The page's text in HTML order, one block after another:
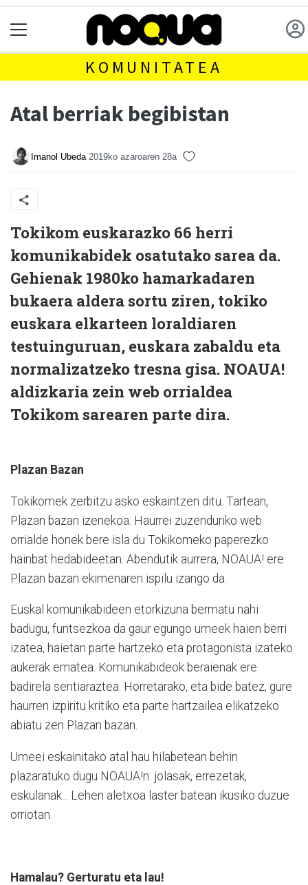
KOMUNITATEA
Atal berriak begibistan
Imanol Ubeda 2019ko azaroaren 28a
Tokikom euskarazko 66 herri
komunikabidek osatutako sarea da.
Gehienak 1980ko hamarkadaren
bukaera aldera sortu ziren, tokiko
euskara elkarteen loraldiaren
testuinguruan, euskara zabaldu eta
normalizatzeko tresna gisa. NOAUA!
aldizkaria zein web orrialdea
Tokikom sarearen parte dira.
Plazan Bazan
Tokikomek zerbitzu asko eskaintzen ditu. Tartean,
Plazan bazan izenekoa. Haurrei zuzenduriko web
orrialde honek bere isla du Tokikomeko paperezko
hainbat hedabideetan. Abendutik aurrera, NOAUA! ere
Plazan bazan ekimenaren ispilu izango da.
Euskal komunikabideen etorkizuna bermatu nahi
badugu, funtsezkoa da gaur egungo umeek haien berri
izatea, haietan parte hartzeko eta protagonista izateko
aukerak ematea. Komunikabideok beraienak ere
badirela sentiaraztea. Horretarako, eta bide batez, gure
haurren izpiritu kritiko eta parte hartzailea elikatzeko
abiatu zen Plazan bazan.
Umeei eskainitako atal hau hilabetean behin
plazaratuko dugu NOAUA!n: jolasak, errezetak,
eskulanak... Lehen aletxoa laster batean ikusiko duzue
orriotan.
Hamalau? Gerturatu eta lau!